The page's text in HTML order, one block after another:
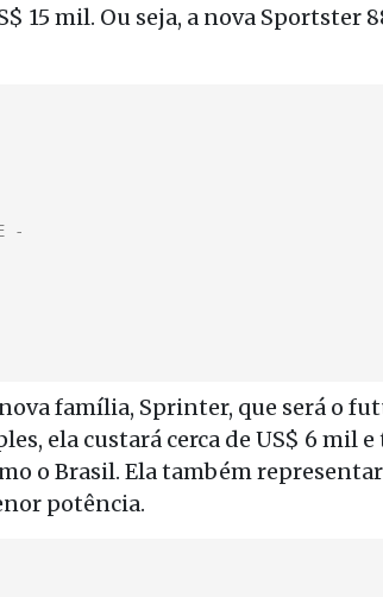
15 mil. Ou seja, a nova Sportster
família, Sprinter, que será o
ela custará cerca de US$ 6 mil e
o Brasil. Ela também
potência.